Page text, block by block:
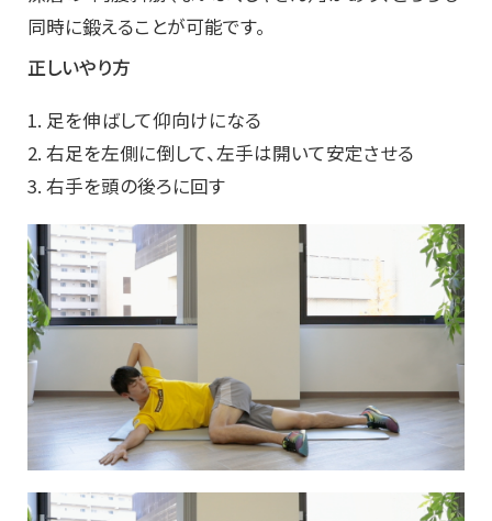
同時に鍛えることが可能です。
正しいやり方
1. 足を伸ばして仰向けになる
2. 右足を左側に倒して、左手は開いて安定させる
3. 右手を頭の後ろに回す